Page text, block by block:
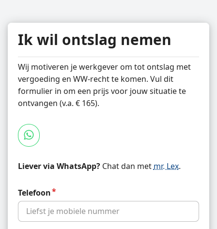
Ik wil ontslag nemen
Wij motiveren je werkgever om tot ontslag met
vergoeding en WW-recht te komen. Vul dit
formulier in om een prijs voor jouw situatie te
ontvangen (v.a. € 165).
Liever via WhatsApp?Chat dan met mr. Lex.
Telefoon